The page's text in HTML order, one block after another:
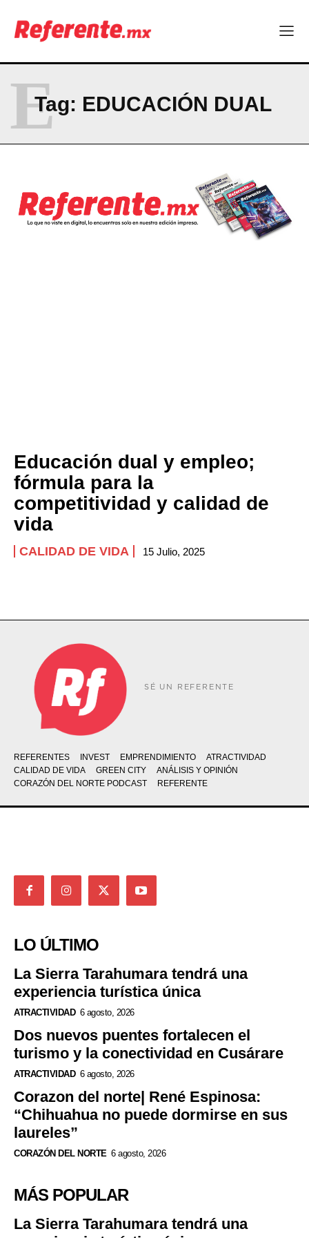
ABOUT
CONTACT
PRIVACY POLICY
NEWSLETTER
Tag: EDUCACIÓN DUAL
E
Educación dual y empleo;
fórmula para la
competitividad y calidad de
vida
CALIDAD DE VIDA 15 Julio, 2025
SÉ UN REFERENTE
REFERENTES INVEST EMPRENDIMIENTO
ATRACTIVIDAD
CALIDAD DE VIDA
GREEN CITY
ANÁLISIS Y OPINIÓN
CORAZÓN DEL NORTE PODCAST
REFERENTE
LO ÚLTIMO
La Sierra Tarahumara tendrá una
experiencia turística única
ATRACTIVIDAD 6 agosto, 2026
Dos nuevos puentes fortalecen el
turismo y la conectividad en Cusárare
ATRACTIVIDAD 6 agosto, 2026
Corazon del norte| René Espinosa:
“Chihuahua no puede dormirse en sus
laureles”
CORAZÓN DEL NORTE 6 agosto, 2026
MÁS POPULAR
La Sierra Tarahumara tendrá una